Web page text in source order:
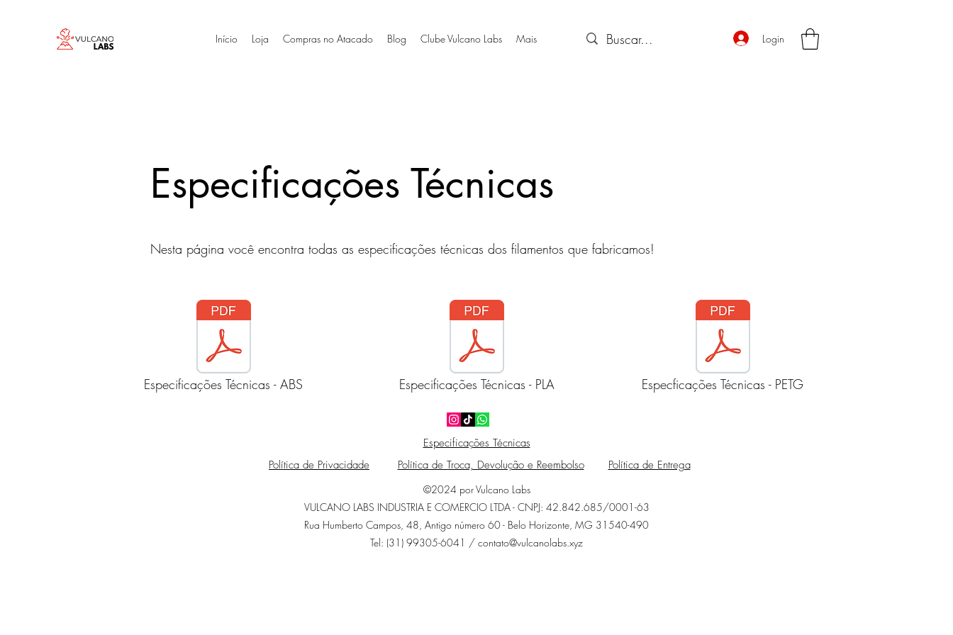
Início Loja Compras no Atacado Blog Clube Vulcano Labs Mais Login
Especificações Técnicas
Nesta página você encontra todas as especificações técnicas dos filamentos que fabricamos!
Especificações Técnicas - ABS Especificações Técnicas - PLA Especficações Técnicas - PETG
Especificações Técnicas
Política de Privacidade
Política de Troca, Devolução e Reembolso Política de Entrega
©2024 por Vulcano Labs
VULCANO LABS INDUSTRIA E COMERCIO LTDA - CNPJ: 42.842.685/0001-63
Rua Humberto Campos, 48, Antigo número 60 - Belo Horizonte, MG 31540-490
Tel: (31) 99305-6041 / contato@vulcanolabs.xyz